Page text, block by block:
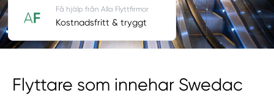
Flyttare som innehar Swedac
Få hjälp från Alla Flyttfirmor
Kostnadsfritt & tryggt